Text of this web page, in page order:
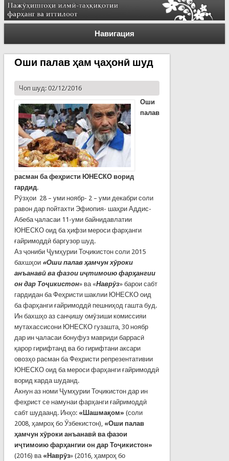
Навигация
Оши палав ҳам ҷаҳонӣ шуд
Чоп шуд: 02/12/2016
Оши
палав
расман ба феҳристи ЮНЕСКО ворид
гардид.
Рӯзҳои 28 – уми ноябр- 2 – уми декабри соли
равон дар пойтахти Эфиопия- шаҳри Аддис-
Абеба ҷаласаи 11-уми байнидавлатии
ЮНЕСКО оид ба ҳифзи мероси фарҳанги
ғайримоддӣ баргузор шуд.
Аз ҷониби Ҷумҳурии Тоҷикистон соли 2015
бахшҳои «Оши палав ҳамчун хӯроки
анъанавӣ ва фазои иҷтимоию фарҳангии
он дар Тоҷикистон» ва «Наврӯз» барои сабт
гардидан ба Феҳристи шаклии ЮНЕСКО оид
ба фарҳанги ғайримоддӣ пешниҳод гашта буд.
Ин бахшҳо аз санҷишу омӯзиши комиссияи
мутахассисони ЮНЕСКО гузашта, 30 ноябр
дар ин ҷаласаи бонуфуз мавриди баррасӣ
қарор гирифтанд ва бо гирифтани аксари
овозҳо расман ба Феҳристи репрезентативии
ЮНЕСКО оид ба мероси фарҳанги ғайримоддӣ
ворид карда шуданд.
Акнун аз номи Ҷумҳурии Тоҷикистон дар ин
феҳрист се намунаи фарҳанги ғайримоддӣ
сабт шудаанд. Инҳо: «Шашмақом» (соли
2008, ҳамроҳ бо Ӯзбекистон), «Оши палав
ҳамчун хӯроки анъанавӣ ва фазои
иҷтимоию фарҳангии он дар Тоҷикистон»
(2016) ва«Наврӯз» (2016, ҳамроҳ бо